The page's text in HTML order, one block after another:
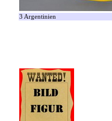
3 Argentinien